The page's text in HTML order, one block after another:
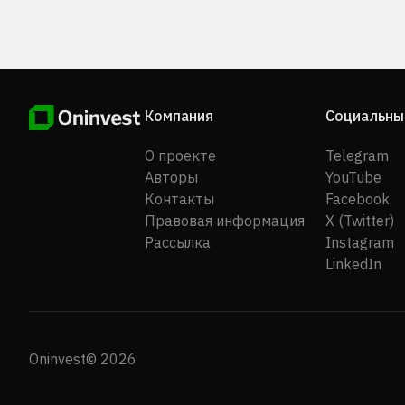
Компания
О проекте
Авторы
Контакты
Правовая информация
Рассылка
Telegram
YouTube
Facebook
X (Twitter)
Instagram
LinkedIn
Oninvest© 2026